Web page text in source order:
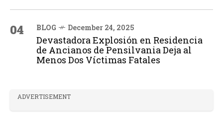
04 BLOG December 24, 2025
Devastadora Explosión en Residencia
de Ancianos de Pensilvania Deja al
Menos Dos Víctimas Fatales
ADVERTISEMENT